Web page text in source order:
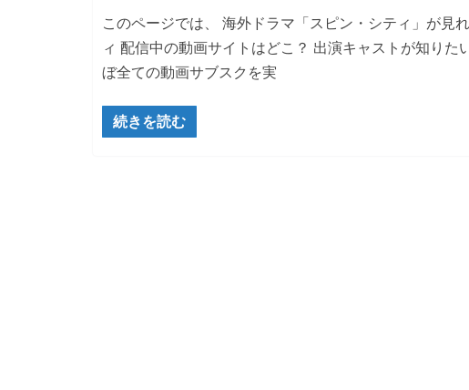
このページでは、 海外ドラマ「スピン・シティ」が見
ィ 配信中の動画サイトはどこ？ 出演キャストが知り
ぼ全ての動画サブスクを実
続きを読む